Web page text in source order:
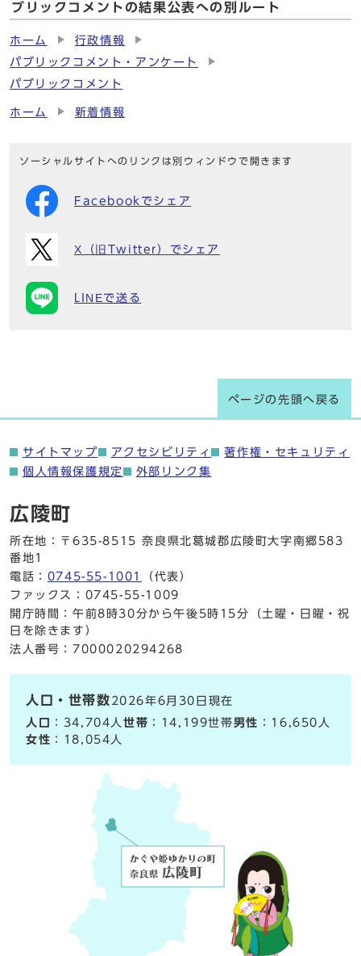
ブリックコメントの結果公表への別ルート
ホーム
行政情報
パブリックコメント・アンケート
パブリックコメント
ホーム 新着情報
ソーシャルサイトへのリンクは別ウィンドウで開きます
Facebookでシェア
X（旧Twitter）でシェア
LINEで送る
ページの先頭へ戻る
サイトマップ アクセシビリティ
著作権・セキュリティ
個人情報保護規定
外部リンク集
広陵町
所在地：〒635-8515 奈良県北葛城郡広陵町大字南郷583
番地1
電話： 0745-55-1001
（代表）
ファックス：0745-55-1009
開庁時間：午前8時30分から午後5時15分（土曜・日曜・祝
日を除きます）
法人番号：7000020294268
人口・世帯数 2026年6月30日現在
人口
：34,704人世帯 ：14,199世帯男性 ：16,650人
女性 ：18,054人